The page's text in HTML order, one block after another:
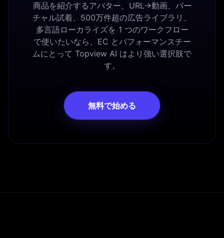
商品を紹介するアバター、URL→動画、バー
チャル試着、500万件超の広告ライブラリ、
多言語ローカライズを 1 つのワークフロー
で使いたいなら、EC とパフォーマンスチー
ムにとって Topview AI はより強い選択肢で
す。
無料で始める